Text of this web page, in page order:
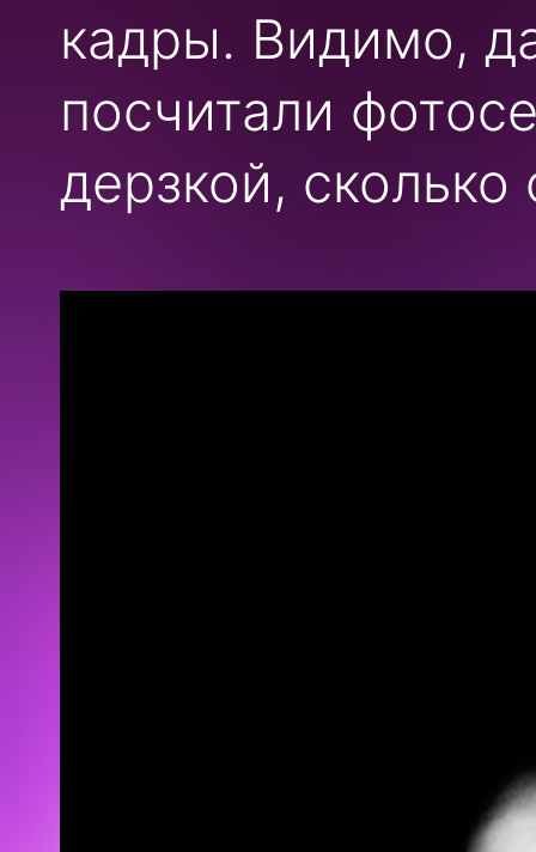
кадры. Видимо,
посчитали
дерзкой,